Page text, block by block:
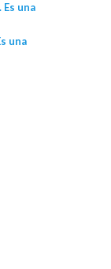
Es una
una